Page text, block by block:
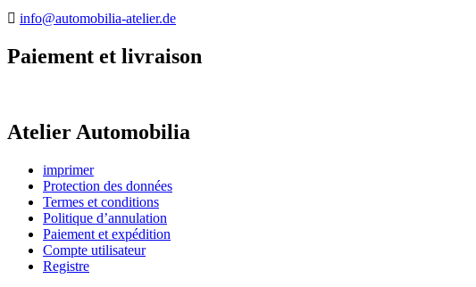
info@automobilia-atelier.de
Paiement et livraison
Atelier Automobilia
imprimer
Protection des données
Termes et conditions
Politique d’annulation
Paiement et expédition
Compte utilisateur
Registre